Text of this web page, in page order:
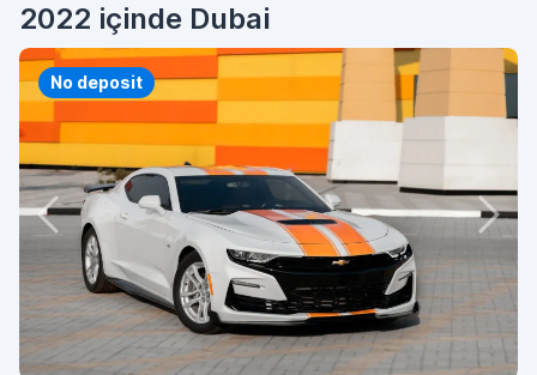
2022 içinde Dubai
No deposit